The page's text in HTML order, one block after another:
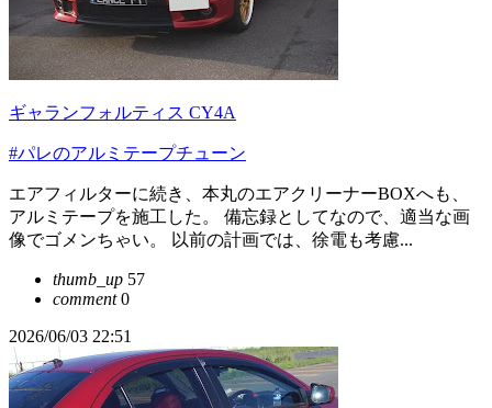
ギャランフォルティス CY4A
#パレのアルミテープチューン
エアフィルターに続き、本丸のエアクリーナーBOXへも、
アルミテープを施工した。 備忘録としてなので、適当な画
像でゴメンちゃい。 以前の計画では、徐電も考慮...
thumb_up 57
comment0
2026/06/03 22:51